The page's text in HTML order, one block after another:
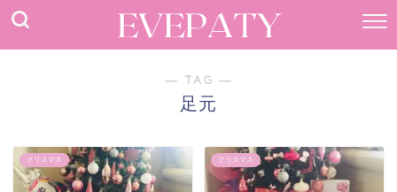
― TAG ―
足元
クリスマス クリスマス